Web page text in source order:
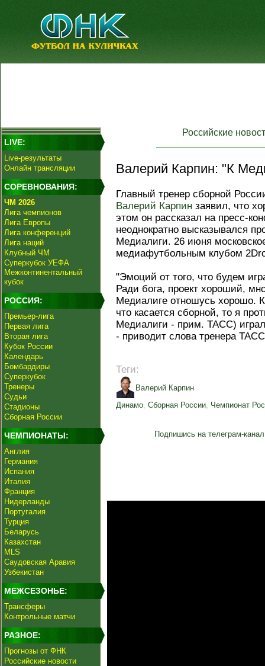
LIVE:
Live-результаты
Онлайн трансляции
СОРЕВНОВАНИЯ:
ЧМ 2026
Лига чемпионов
Лига Европы
Лига конференций
Лига наций
Клубный ЧМ
Суперкубок УЕФА
Межконтинентальный
кубок
РОССИЯ:
Премьер-лига
Первая лига
Вторая лига
Кубок России
Календарь
Бомбардиры
Суперкубок
Тренеры
Судьи
Стадионы
Сборная России
ЧЕМПИОНАТЫ:
Англия
Германия
Испания
Италия
Франция
Нидерланды
Португалия
Турция
Беларусь
Казахстан
MLS
Саудовская Аравия
Узбекистан
МЕЖСЕЗОНЬЕ:
Трансферы
Контрольные матчи
РАЗНОЕ:
Прогнозы от ФНК
Российские новости
Российские
Валерий Карпин: "К
Главный тренер сборной
Валерий Карпин заявил, что
этом он рассказал на пресс-
неоднократно высказывался
Медиалиги. 26 июня
медиафутбольным клубом
"Эмоций от того, что будем
Ради бога, проект хороший,
Медиалиге отношусь хорошо.
что касается сборной, то я
Медиалиги - прим. ТАСС)
- приводит слова тренера
Теги:
Валерий Карпин
Динамо, Сборная России, Чемпионат
Подпишись на телеграм-